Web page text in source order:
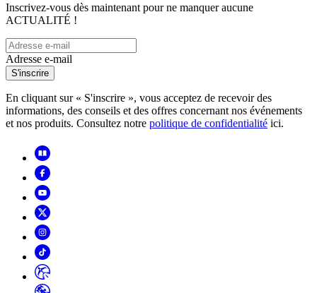
Inscrivez-vous dès maintenant pour ne manquer aucune
ACTUALITÉ !
Adresse e-mail
S'inscrire
En cliquant sur « S'inscrire », vous acceptez de recevoir des
informations, des conseils et des offres concernant nos événements
et nos produits. Consultez notre politique de confidentialité ici.